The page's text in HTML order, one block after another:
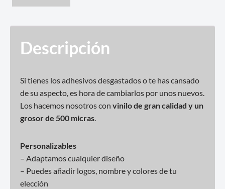
Descripción
Si tienes los adhesivos desgastados o te has cansado
de su aspecto, es hora de cambiarlos por unos nuevos.
Los hacemos nosotros con vinilo de gran calidad y un
grosor de 500 micras.
Personalizables
– Adaptamos cualquier diseño
– Puedes añadir logos, nombre y colores de tu
elección